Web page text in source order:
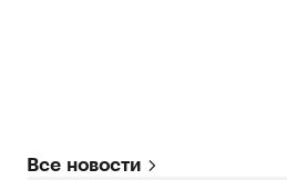
Все новости